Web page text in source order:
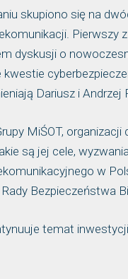
skupiono się na
Pierwszy
dyskusji o
kwestie
Dariusz i Andrzej
MiŚOT,
są jej cele,
w
Bezpieczeństwa
temat